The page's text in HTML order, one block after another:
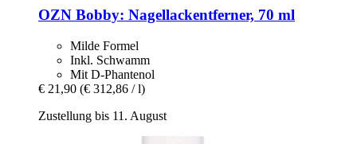
OZN Bobby: Nagellackentferner, 70 ml
Milde Formel
Inkl. Schwamm
Mit D-Phantenol
€ 21,90 (€ 312,86 / l)
Zustellung bis 11. August